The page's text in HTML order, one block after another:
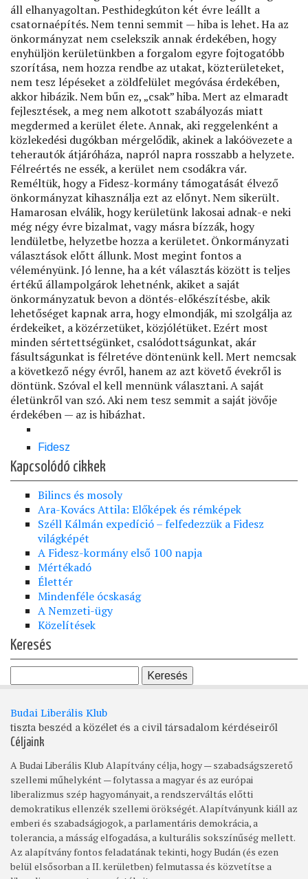
áll elhanyagoltan. Pesthidegkúton két évre leállt a
csatornaépítés. Nem tenni semmit — hiba is lehet. Ha az
önkormányzat nem cselekszik annak érdekében, hogy
enyhüljön kerületünkben a forgalom egyre fojtogatóbb
szorítása, nem hozza rendbe az utakat, közterületeket,
nem tesz lépéseket a zöldfelület megóvása érdekében,
akkor hibázik. Nem bűn ez, „csak” hiba. Mert az elmaradt
fejlesztések, a meg nem alkotott szabályozás miatt
megdermed a kerület élete. Annak, aki reggelenként a
közlekedési dugókban mérgelődik, akinek a lakóövezete a
teherautók átjáróháza, napról napra rosszabb a helyzete.
Félreértés ne essék, a kerület nem csodákra vár.
Reméltük, hogy a Fidesz-kormány támogatását élvező
önkormányzat kihasználja ezt az előnyt. Nem sikerült.
Hamarosan elválik, hogy kerületünk lakosai adnak-e neki
még négy évre bizalmat, vagy másra bízzák, hogy
lendületbe, helyzetbe hozza a kerületet. Önkormányzati
választások előtt állunk. Most megint fontos a
véleményünk. Jó lenne, ha a két választás között is teljes
értékű állampolgárok lehetnénk, akiket a saját
önkormányzatuk bevon a döntés-előkészítésbe, akik
lehetőséget kapnak arra, hogy elmondják, mi szolgálja az
érdekeiket, a közérzetüket, közjólétüket. Ezért most
minden sértettségünket, csalódottságunkat, akár
fásultságunkat is félretéve döntenünk kell. Mert nemcsak
a következő négy évről, hanem az azt követő évekről is
döntünk. Szóval el kell mennünk választani. A saját
életünkről van szó. Aki nem tesz semmit a saját jövője
érdekében — az is hibázhat.
Fidesz
Kapcsolódó cikkek
Bilincs és mosoly
Ara-Kovács Attila: Előképek és rémképek
Széll Kálmán expedíció – felfedezzük a Fidesz
világképét
A Fidesz-kormány első 100 napja
Mértékadó
Élettér
Mindenféle ócskaság
A Nemzeti-ügy
Közelítések
Keresés
Budai Liberális Klub
tiszta beszéd a közélet és a civil társadalom kérdéseiről
Céljaink
A Budai Liberális Klub Alapítvány célja, hogy — szabadságszerető
szellemi műhelyként — folytassa a magyar és az európai
liberalizmus szép hagyományait, a rendszerváltás előtti
demokratikus ellenzék szellemi örökségét. Alapítványunk kiáll az
emberi és szabadságjogok, a parlamentáris demokrácia, a
tolerancia, a másság elfogadása, a kulturális sokszínűség mellett.
Az alapítvány fontos feladatának tekinti, hogy Budán (és ezen
belül elsősorban a II. kerületben) felmutassa és közvetítse a